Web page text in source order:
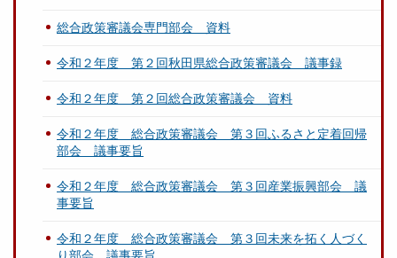
総合政策審議会専門部会 資料
令和２年度 第２回秋田県総合政策審議会 議事録
令和２年度 第２回総合政策審議会 資料
令和２年度 総合政策審議会 第３回ふるさと定着回帰
部会 議事要旨
令和２年度 総合政策審議会 第３回産業振興部会 議
事要旨
令和２年度 総合政策審議会 第３回未来を拓く人づく